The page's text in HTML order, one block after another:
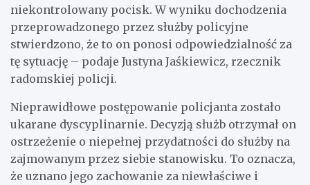
niekontrolowany pocisk. W wyniku dochodzenia
przeprowadzonego przez służby policyjne
stwierdzono, że to on ponosi odpowiedzialność za
tę sytuację – podaje Justyna Jaśkiewicz, rzecznik
radomskiej policji.
Nieprawidłowe postępowanie policjanta zostało
ukarane dyscyplinarnie. Decyzją służb otrzymał on
ostrzeżenie o niepełnej przydatności do służby na
zajmowanym przez siebie stanowisku. To oznacza,
że uznano jego zachowanie za niewłaściwe i